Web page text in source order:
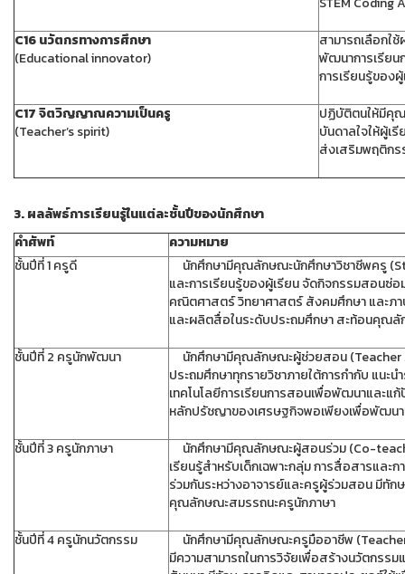
C16 นวัตกรทางการศึกษา
(Educational innovator)
สามารถเลือกใ
พัฒนาการเรียน
การเรียนรู้ของผู้
C17 จิตวิญญาณความเป็นครู
(Teacher’s spirit)
ปฏิบัติตนให้มีคุ
บันดาลใจให้ผู้เ
ส่งเสริมพฤติกร
3. ผลลัพธ์การเรียนรู้ในแต่ละชั้นปีของนักศึกษา
คำศัพท์
ความหมาย
ชั้นปีที่ 1 ครูดี
นักศึกษามีคุณลักษณะนักศึกษาวิชาชีพครู
และการเรียนรู้ของผู้เรียน จัดกิจกรรมสอนซ่อ
คณิตศาสตร์ วิทยาศาสตร์ สังคมศึกษา และภา
และผลิตสื่อในระดับประถมศึกษา สะท้อนคุณ
ชั้นปีที่ 2 ครูนักพัฒนา
นักศึกษามีคุณลักษณะผู้ช่วยสอน (Teacher
ประถมศึกษาทุกรายวิชาภายใต้การกำกับ แนะ
เทคโนโลยีการเรียนการสอนเพื่อพัฒนาและแ
หลักปรัชญาของเศรษฐกิจพอเพียงเพื่อพัฒ
ชั้นปีที่ 3 ครูนักภาษา
นักศึกษามีคุณลักษณะผู้สอนร่วม (Co-
เรียนรู้สำหรับเด็กเฉพาะกลุ่ม การสื่อสารและ
ร่วมกันระหว่างอาจารย์และครูผู้ร่วมสอน มีทัก
คุณลักษณะสมรรถนะครูนักภาษา
ชั้นปีที่ 4 ครูนักนวัตกรรม
นักศึกษามีคุณลักษณะครูมืออาชีพ (Teacher)
มีความสามารถในการวิจัยเพื่อสร้างนวัตกรร